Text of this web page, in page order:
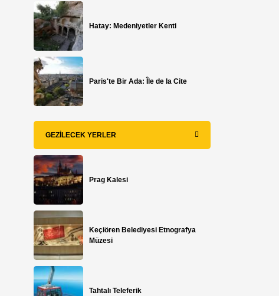
Hatay: Medeniyetler Kenti
Paris'te Bir Ada: Île de la Cite
GEZILECEK YERLER
Prag Kalesi
Keçiören Belediyesi Etnografya
Müzesi
Tahtalı Teleferik